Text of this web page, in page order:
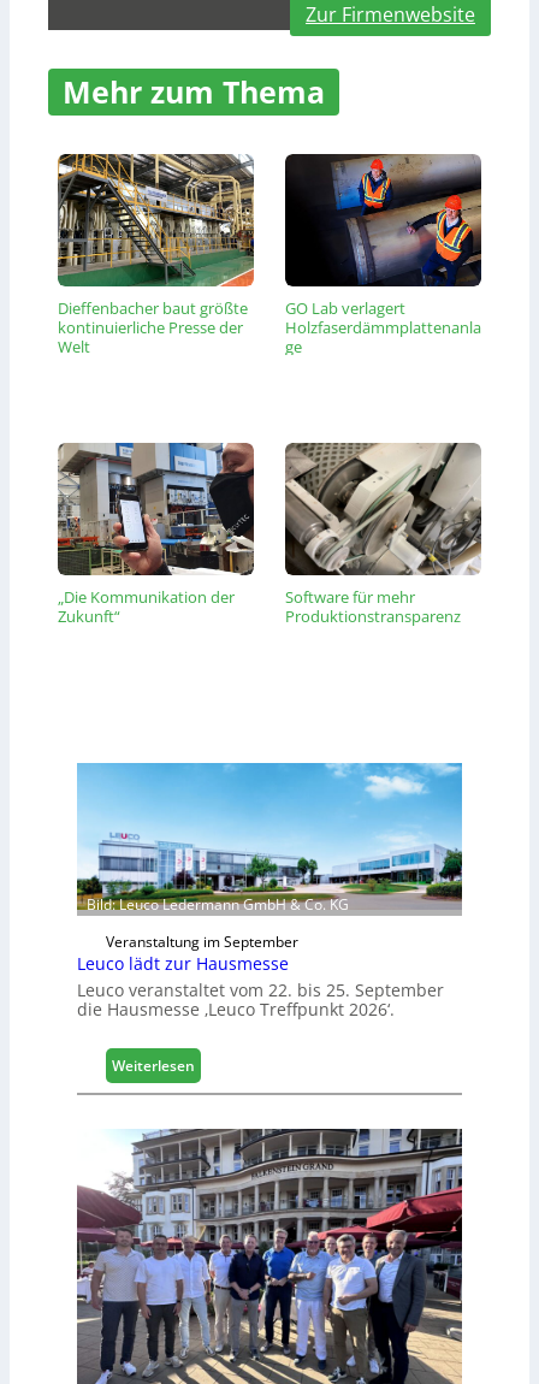
Zur Firmenwebsite
Mehr zum Thema
Dieffenbacher baut größte
kontinuierliche Presse der
Welt
GO Lab verlagert
Holzfaserdämmplattenanla
ge
„Die Kommunikation der
Zukunft“
Software für mehr
Produktionstransparenz
Bild: Leuco Ledermann GmbH & Co. KG
Veranstaltung im September
Leuco lädt zur Hausmesse
Leuco veranstaltet vom 22. bis 25. September
die Hausmesse ‚Leuco Treffpunkt 2026‘.
Weiterlesen
L
u
c
o
l
ä
d
t
z
u
r
H